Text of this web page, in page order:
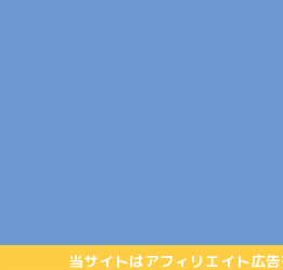
当サイトはアフィリエイト広告